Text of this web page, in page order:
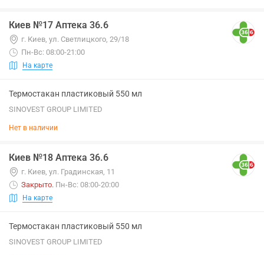
Киев №17 Аптека 36.6
г. Киев, ул. Светлицкого, 29/18
Пн-Вс: 08:00-21:00
На карте
Термостакан пластиковый 550 мл
SINOVEST GROUP LIMITED
Нет в наличии
Киев №18 Аптека 36.6
г. Киев, ул. Градинская, 11
Закрыто. Пн-Вс: 08:00-20:00
На карте
Термостакан пластиковый 550 мл
SINOVEST GROUP LIMITED